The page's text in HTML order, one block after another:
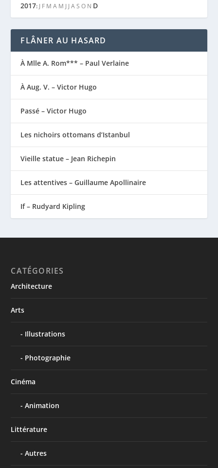
2017: J F M A M J J A S O N D
FLÂNER AU HASARD
À Mlle A. Rom*** – Paul Verlaine
À Aug. V. – Victor Hugo
Passé – Victor Hugo
Les nichoirs ottomans d’Istanbul
Vieille statue – Jean Richepin
Les attentives – Guillaume Apollinaire
If – Rudyard Kipling
CATÉGORIES
Architecture
Arts
Illustrations
Photographie
Cinéma
Animation
Littérature
Autres